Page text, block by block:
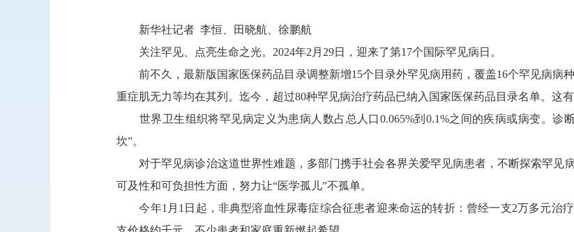
新华社记者 李恒、田晓航、徐鹏航
关注罕见、点亮生命之光。2024年2月29日，迎来了第17个国际罕见病日。
前不久，最新版国家医保药品目录调整新增15个目录外罕见病用药，覆盖16个罕见病病种
重症肌无力等均在其列。迄今，超过80种罕见病治疗药品已纳入国家医保药品目录名单。这
世界卫生组织将罕见病定义为患病人数占总人口0.065%到0.1%之间的疾病或病变。诊
坎”。
对于罕见病诊治这道世界性难题，多部门携手社会各界关爱罕见病患者，不断探索罕见
可及性和可负担性方面，努力让“医学孤儿”不孤单。
今年1月1日起，非典型溶血性尿毒症综合征患者迎来命运的转折：曾经一支2万多元治